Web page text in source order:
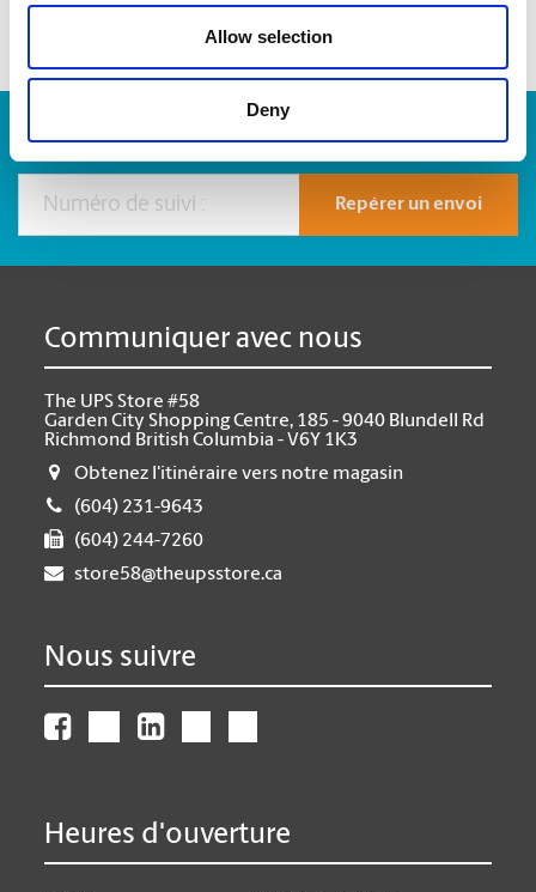
Allow selection
Deny
Numéro de suivi :
Repérer un envoi
Communiquer avec nous
The UPS Store #58
Garden City Shopping Centre, 185 - 9040 Blundell Rd
Richmond British Columbia - V6Y 1K3
Obtenez l'itinéraire vers notre magasin
(604) 231-9643
(604) 244-7260
store58@theupsstore.ca
Nous suivre
Heures d'ouverture